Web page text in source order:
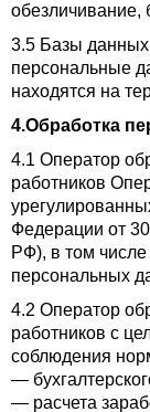
обезличивание,
3.5 Базы
персональные
находятся на
4.Обработка
4.1 Оператор
работников
Федерации от
РФ), в том
персональных
4.2 Оператор
работников с
соблюдения
—
— расчета